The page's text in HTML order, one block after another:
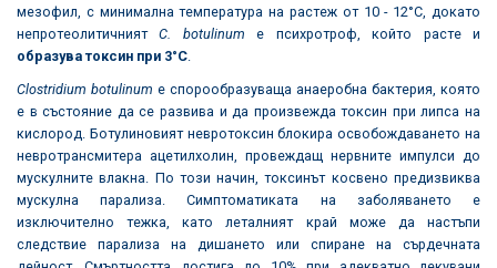
мезофил, с минимална температура на растеж от 10 - 12°C, докато
непротеолитичниятC. botulinum е психротроф, който расте и
образува токсин при 3°C
Clostridium botulinum е спорообразуваща анаеробна бактерия, която
е в състояние да се развива и да произвежда токсин при липса на
кислород. Ботулиновият невротоксин блокира освобождаването на
невротрансмитера ацетилхолин, провеждащ нервните импулси до
мускулните влакна. По този начин, токсинът косвено предизвиква
мускулна парализа. Симптоматиката на заболяването е
изключително тежка, като леталният край може да настъпи
следствие парализа на дишането или спиране на сърдечната